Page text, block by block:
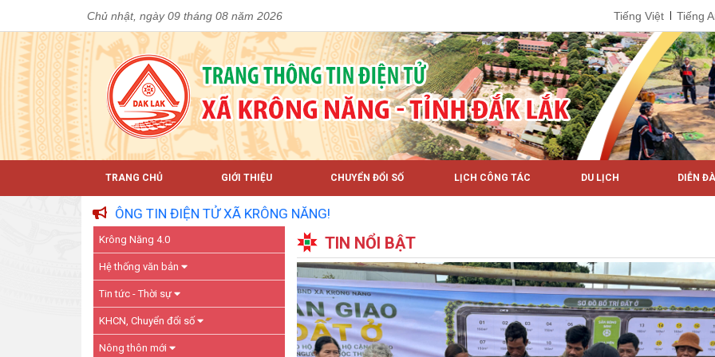
Chủ nhật, ngày 09 tháng 08 năm 2026 Tiếng Việt Tiếng
TRANG CHỦ GIỚI THIỆU CHUYỂN ĐỔI SỐ LỊCH CÔNG TÁC DU LỊCH DIỄN
TIN ĐIỆN TỬ XÃ KRÔNG NĂNG!
Krông Năng 4.0
Hệ thống văn bản
Tin tức - Thời sự
KHCN, Chuyển đổi số
Nông thôn mới
TIN NỔI BẬT